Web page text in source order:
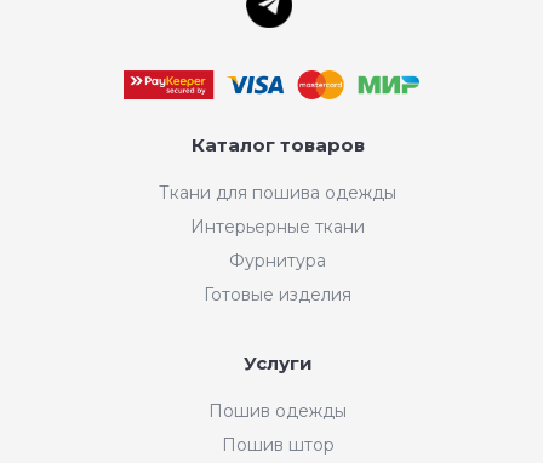
Каталог товаров
Ткани для пошива одежды
Интерьерные ткани
Фурнитура
Готовые изделия
Услуги
Пошив одежды
Пошив штор